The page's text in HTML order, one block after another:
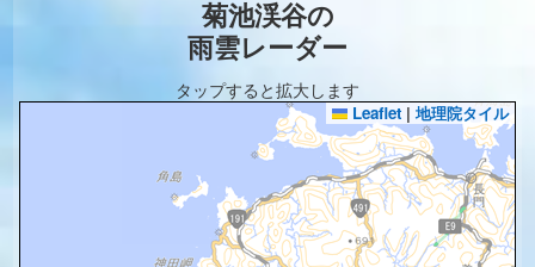
菊池渓谷の
雨雲レーダー
タップすると拡大します
Leaflet | 地理院タイル